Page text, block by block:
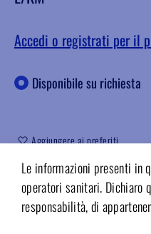
Le informazioni presenti in
operatori sanitari. Dichiaro
responsabilità, di
Accedi o registrati per il
Disponibile su richiesta
Aggiungere ai preferiti
Codice:04017600